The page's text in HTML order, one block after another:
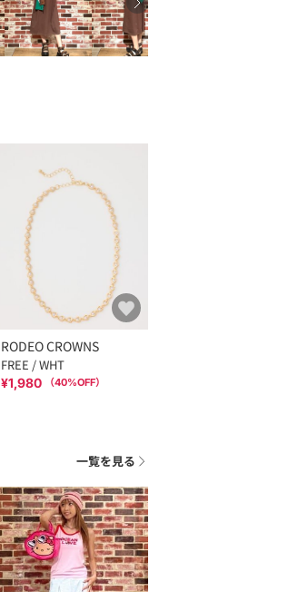
RODEO CROWNS
FREE / WHT
¥1,980 （40%OFF）
一覧を見る